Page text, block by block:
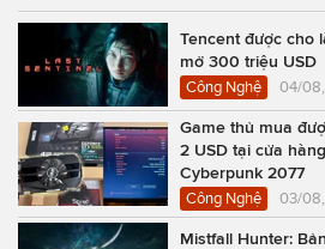
Tencent được cho
mở 300 triệu USD
Công Nghệ 04/
Game thủ mua
2 USD tại cửa
Cyberpunk 2077
Công Nghệ 03/08,
Mistfall Hunter: